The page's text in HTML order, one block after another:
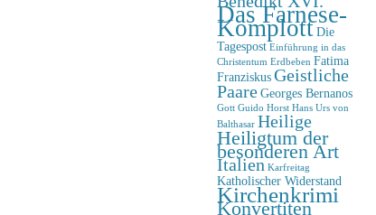
Das Farnese-
Komplott Die
Tagespost Einführung in das
Christentum Erdbeben Fatima
Franziskus Geistliche
Paare Georges Bernanos
Gott Guido Horst Hans Urs von
Balthasar Heilige
Heiligtum der
besonderen Art
Italien Karfreitag
Katholischer Widerstand
Kirchenkrimi
Konvertiten